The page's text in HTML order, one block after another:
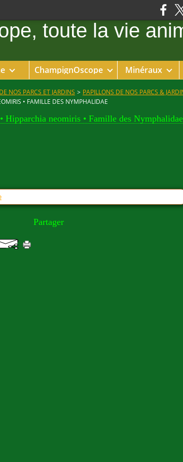
ChampignOscope Minéraux
NOS PARCS ET JARDINS > PAPILLONS DE NOS PARCS &
• FAMILLE DES NYMPHALIDAE
Hipparchia neomiris • Famille des Nymphalidae
Partager